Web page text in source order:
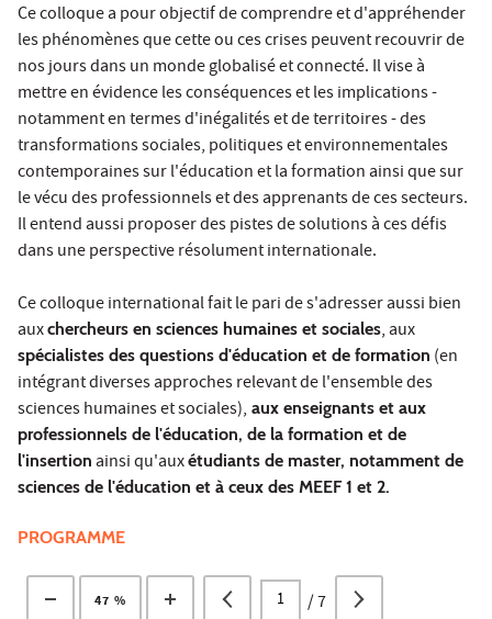
Ce colloque a pour objectif de comprendre et d'appréhender
les phénomènes que cette ou ces crises peuvent recouvrir de
nos jours dans un monde globalisé et connecté. Il vise à
mettre en évidence les conséquences et les implications -
notamment en termes d'inégalités et de territoires - des
transformations sociales, politiques et environnementales
contemporaines sur l'éducation et la formation ainsi que sur
le vécu des professionnels et des apprenants de ces secteurs.
Il entend aussi proposer des pistes de solutions à ces défis
dans une perspective résolument internationale.
Ce colloque international fait le pari de s'adresser aussi bien
auxchercheurs en sciences humaines et sociales, aux
spécialistes des questions d'éducation et de formation (en
intégrant diverses approches relevant de l'ensemble des
sciences humaines et sociales), aux enseignants et aux
professionnels de l'éducation, de la formation et de
l'insertion ainsi qu'auxétudiants de master, notamment de
sciences de l'éducation et à ceux des MEEF 1 et 2.
PROGRAMME
47 % /7